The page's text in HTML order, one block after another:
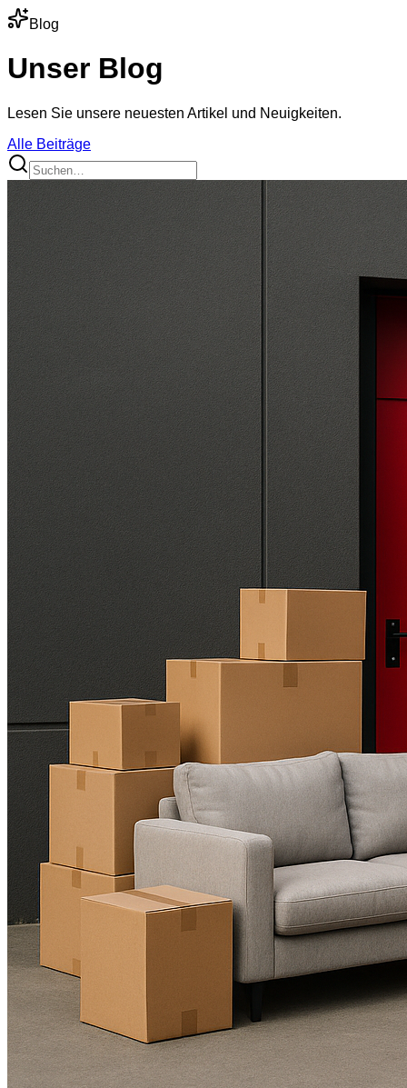
Blog
Unser Blog
Lesen Sie unsere neuesten Artikel und Neuigkeiten.
Alle Beiträge